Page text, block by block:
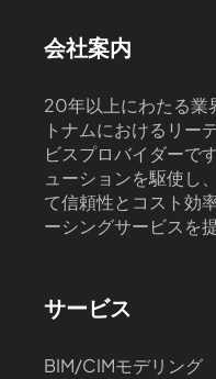
会社案内
20年以上にわたる業
トナムにおけるリー
ビスプロバイダーで
ューションを駆使し
て信頼性とコスト効
ーシングサービスを
サービス
BIM/CIMモデリング